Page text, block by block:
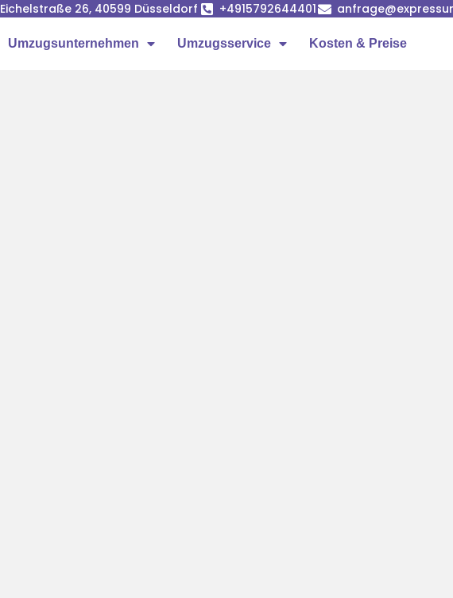
Eichelstraße 26, 40599 Düsseldorf +4915792644401
Umzugsunternehmen Umzugsservice Kosten & Preise